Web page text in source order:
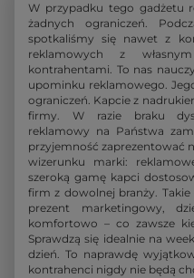
W przypadku tego gadżetu
żadnych ograniczeń.
spotkaliśmy się nawet z
reklamowych z
kontrahentami. To nas
upominku reklamowego.
ograniczeń. Kapcie z
firmy. W razie braku
reklamowy na Państwa
przyjemność zaprezentować
wizerunku marki:
szeroką gamę kapci
firm z dowolnej branży.
prezent marketingowy,
komfortowo – co zawsze
Sprawdzą się idealnie na
dzień. To naprawdę
kontrahenci nigdy nie będą